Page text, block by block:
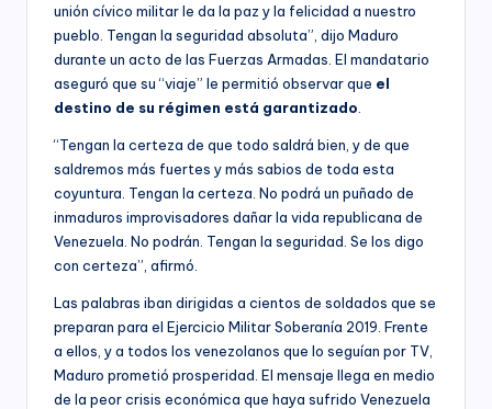
unión cívico militar le da la paz y la felicidad a nuestro
pueblo. Tengan la seguridad absoluta”, dijo Maduro
durante un acto de las Fuerzas Armadas. El mandatario
aseguró que su “viaje” le permitió observar que el
destino de su régimen está garantizado
“Tengan la certeza de que todo saldrá bien, y de que
saldremos más fuertes y más sabios de toda esta
coyuntura. Tengan la certeza. No podrá un puñado de
inmaduros improvisadores dañar la vida republicana de
Venezuela. No podrán. Tengan la seguridad. Se los digo
con certeza”, afirmó.
Las palabras iban dirigidas a cientos de soldados que se
preparan para el Ejercicio Militar Soberanía 2019. Frente
a ellos, y a todos los venezolanos que lo seguían por TV,
Maduro prometió prosperidad. El mensaje llega en medio
de la peor crisis económica que haya sufrido Venezuela